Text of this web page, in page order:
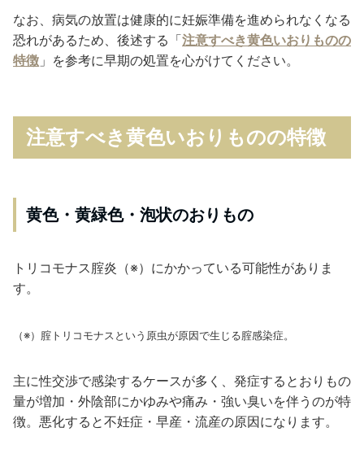
なお、病気の放置は健康的に妊娠準備を進められなくなる
恐れがあるため、後述する「注意すべき黄色いおりものの
特徴 」を参考に早期の処置を心がけてください。
注意すべき黄色いおりものの特徴
黄色・黄緑色・泡状のおりもの
トリコモナス腟炎（※）にかかっている可能性がありま
す。
（※）腟トリコモナスという原虫が原因で生じる腟感染症。
主に性交渉で感染するケースが多く、発症するとおりもの
量が増加・外陰部にかゆみや痛み・強い臭いを伴うのが特
徴。悪化すると不妊症・早産・流産の原因になります。